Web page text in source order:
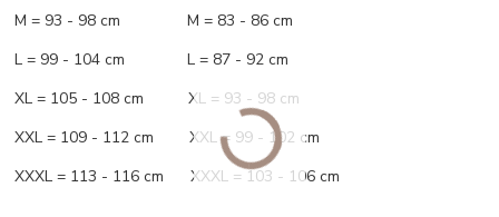
M = 93 - 98 cm M = 83 - 86 cm
L = 99 - 104 cm L = 87 - 92 cm
XL = 105 - 108 cm XL = 93 - 98 cm
XXL = 109 - 112 cm XXL = 99 - 102 cm
XXXL = 113 - 116 cm XXXL = 103 - 106 cm